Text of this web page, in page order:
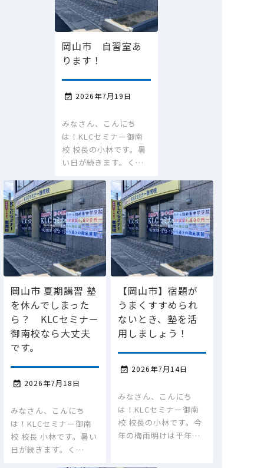
岡山市 自習室あ
ります！
 2026年7月19日
みなさん、こんにち
は！KLCセミナー御南
校 校長の小林です。暑
い日が続きます。く…
岡山市 夏期講習 塾
を休んでしまった
ら？ KLCセミナー
御南校なら大丈夫
です。
 2026年7月18日
みなさん、こんにち
は！KLCセミナー御南
校 校長 小林です。暑い
日が続きます。く…
【岡山市】宿題が
うまくすすめられ
ないとき、塾を活
用しましょう！
 2026年7月14日
みなさん、こんにち
は！KLCセミナー御南
校 校長の小林です。今
年の梅雨明けは平年…